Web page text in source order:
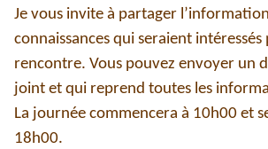
Je vous invite à partager
connaissances qui seraient intéressés
rencontre. Vous pouvez envoyer un
joint et qui reprend toutes les
La journée commencera à 10h00 et
18h00.